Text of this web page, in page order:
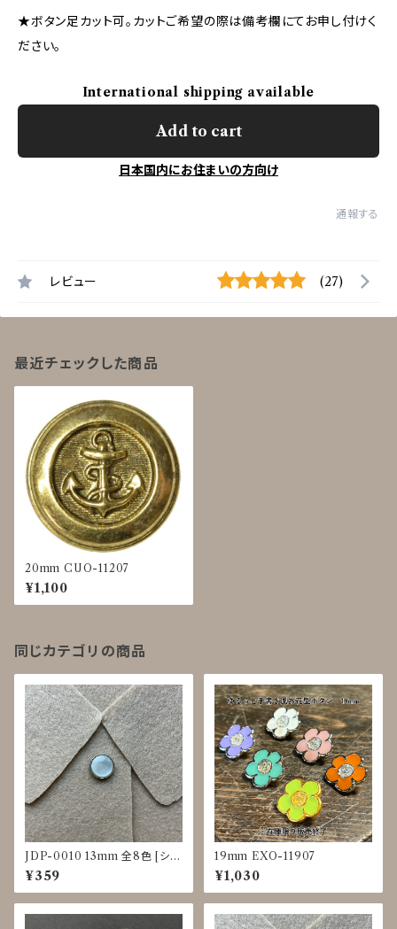
★ボタン足カット可。カットご希望の際は備考欄にてお申し付けく
ださい。
International shipping available
Add to cart
日本国内にお住まいの方向け
通報する
レビュー (27)
最近チェックした商品
20mm CUO-11207
¥1,100
同じカテゴリの商品
JDP-0010 13mm 全8色 [シェ
ル調][裏足ボタン][ブラウス]
¥359
19mm EXO-11907
¥1,030